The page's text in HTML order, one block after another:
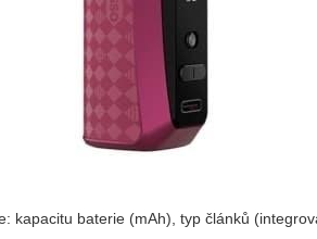
kapacitu baterie (mAh), typ článků